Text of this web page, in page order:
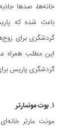
خانه‌ها، صدها
باعث شده که
گردشگری برای
این مطلب همراه
گردشگری پاریس
۱. بوت مونمارتر
مونت مارتر